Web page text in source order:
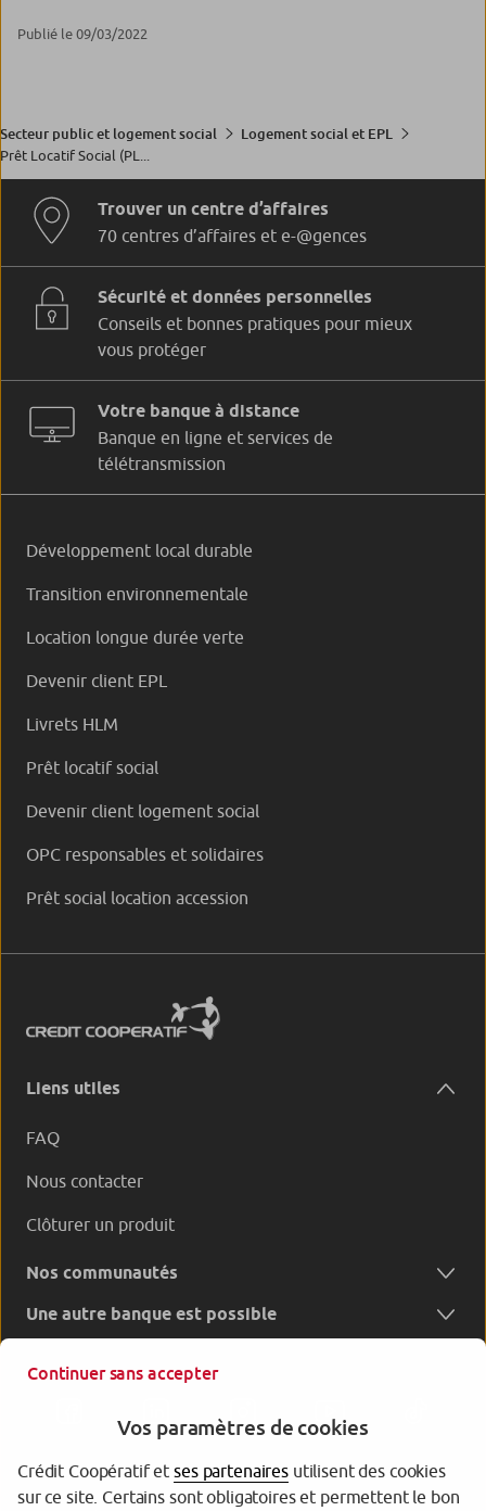
Publié le 09/03/2022
Secteur public et logement social
Logement social et EPL
Prêt Locatif Social (PL...
Trouver un centre d’affaires
70 centres d’affaires et e-@gences
Sécurité et données personnelles
Conseils et bonnes pratiques pour mieux
vous protéger
Votre banque à distance
Banque en ligne et services de
télétransmission
Développement local durable
Transition environnementale
Location longue durée verte
Devenir client EPL
Livrets HLM
Prêt locatif social
Devenir client logement social
OPC responsables et solidaires
Prêt social location accession
Liens utiles
FAQ
Nous contacter
Clôturer un produit
Nos communautés
Une autre banque est possible
Continuer sans accepter
Vos paramètres de cookies
Crédit Coopératif etses partenairesutilisent des cookies
sur ce site. Certains sont obligatoires et permettent le bon